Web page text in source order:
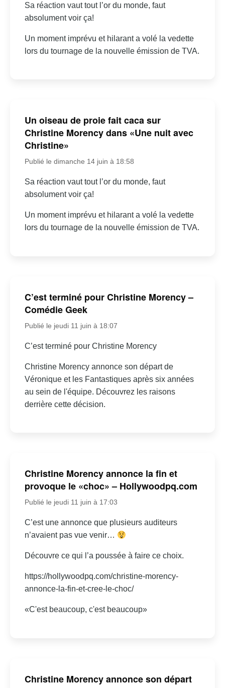
Sa réaction vaut tout l’or du monde, faut
absolument voir ça!
Un moment imprévu et hilarant a volé la vedette
lors du tournage de la nouvelle émission de TVA.
Un oiseau de proie fait caca sur
Christine Morency dans «Une nuit avec
Christine»
Publié le dimanche 14 juin à 18:58
Sa réaction vaut tout l’or du monde, faut
absolument voir ça!
Un moment imprévu et hilarant a volé la vedette
lors du tournage de la nouvelle émission de TVA.
C’est terminé pour Christine Morency –
Comédie Geek
Publié le jeudi 11 juin à 18:07
C’est terminé pour Christine Morency
Christine Morency annonce son départ de
Véronique et les Fantastiques après six années
au sein de l'équipe. Découvrez les raisons
derrière cette décision.
Christine Morency annonce la fin et
provoque le «choc» – Hollywoodpq.com
Publié le jeudi 11 juin à 17:03
C’est une annonce que plusieurs auditeurs
n’avaient pas vue venir…
Découvre ce qui l’a poussée à faire ce choix.
https://hollywoodpq.com/christine-morency-
annonce-la-fin-et-cree-le-choc/
«C'est beaucoup, c'est beaucoup»
Christine Morency annonce son départ